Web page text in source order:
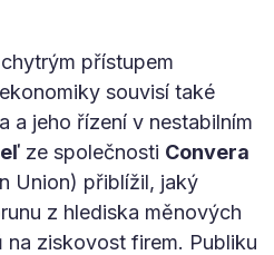
přístupem
souvisí také
a jeho řízení v nestabilním
ze společnosti Convera
Union) přiblížil, jaký
z hlediska měnových
ziskovost firem. Publiku